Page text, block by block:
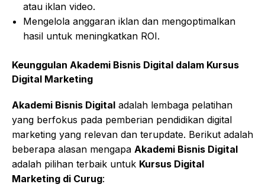
atau iklan video.
Mengelola anggaran iklan dan mengoptimalkan
hasil untuk meningkatkan ROI.
Keunggulan Akademi Bisnis Digital dalam Kursus
Digital Marketing
Akademi Bisnis Digital adalah lembaga pelatihan
yang berfokus pada pemberian pendidikan digital
marketing yang relevan dan terupdate. Berikut adalah
beberapa alasan mengapa Akademi Bisnis Digital
adalah pilihan terbaik untuk Kursus Digital
Marketing di Curug: